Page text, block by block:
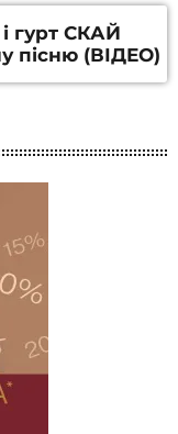
гурт СКАЙ
пісню (ВІДЕО)